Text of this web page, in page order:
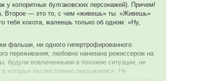
у колоритных булгаковских персонажей). Причем!
Второе — это то, с чем «живешь» ты. «Живешь»
тебя хохота, жалеешь только об одном: «Ну,
фальши, ни одного гипертрофированного
переживания, любовно нанизана режиссером на
будучи вовлеченными в похожие ситуации, не
которых мы постоянно оказываемся. Не